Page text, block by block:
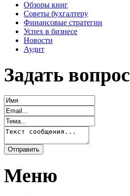
Обзоры книг
Советы бухгалтеру
Финансовые стратегии
Успех в бизнесе
Новости
Аудит
Задать вопрос
Меню